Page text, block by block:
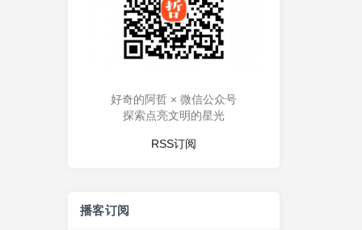
好奇的阿哲 × 微信公众号
探索点亮文明的星光
RSS订阅
播客订阅